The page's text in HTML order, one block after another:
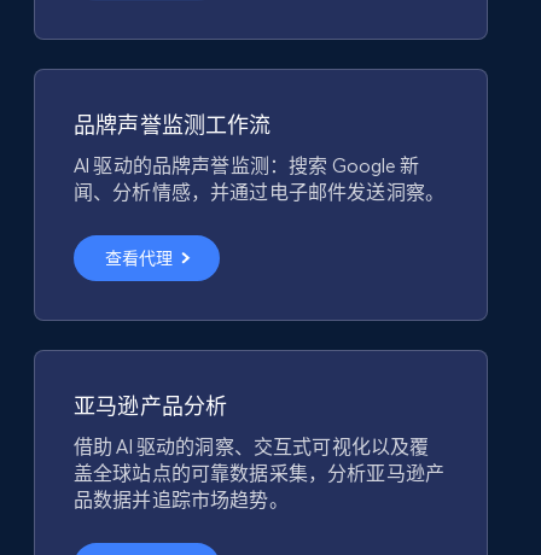
品牌声誉监测工作流
AI 驱动的品牌声誉监测：搜索 Google 新
闻、分析情感，并通过电子邮件发送洞察。
查看代理
亚马逊产品分析
借助 AI 驱动的洞察、交互式可视化以及覆
盖全球站点的可靠数据采集，分析亚马逊产
品数据并追踪市场趋势。